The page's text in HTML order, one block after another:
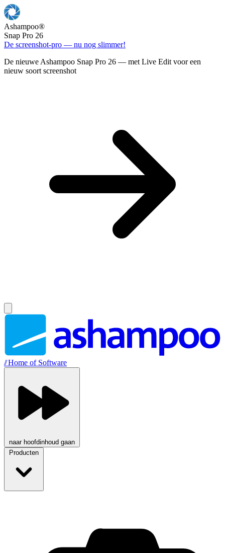
Ashampoo®
Snap Pro 26
De screenshot-pro — nu nog slimmer!
De nieuwe Ashampoo Snap Pro 26 — met Live Edit voor een
nieuw soort screenshot
//Home of Software
naar hoofdinhoud gaan
Producten